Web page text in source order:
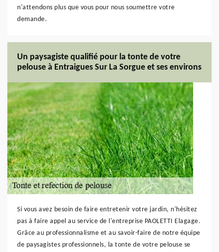
n'attendons plus que vous pour nous soumettre votre
demande.
Un paysagiste qualifié pour la tonte de votre
pelouse à Entraigues Sur La Sorgue et ses environs
Si vous avez besoin de faire entretenir votre jardin, n'hésitez
pas à faire appel au service de l'entreprise PAOLETTI Elagage.
Grâce au professionnalisme et au savoir-faire de notre équipe
de paysagistes professionnels, la tonte de votre pelouse se